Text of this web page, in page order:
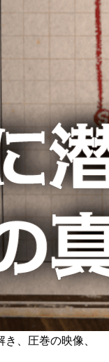
、圧巻の映像、